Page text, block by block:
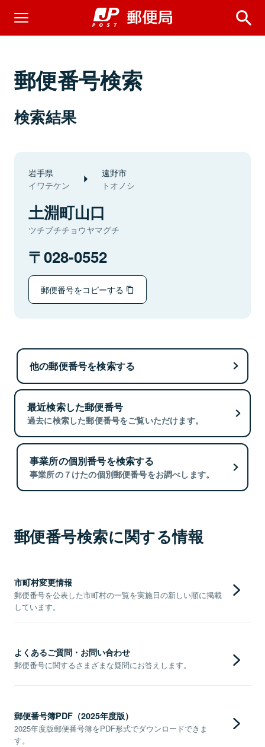
郵便番号検索
検索結果
岩手県
イワテケン
遠野市
トオノシ
土淵町山口
ツチブチチョウヤマグチ
028-0552
郵便番号をコピーする
他の郵便番号を検索する
最近検索した郵便番号
過去に検索した郵便番号をご覧いただけます。
事業所の個別番号を検索する
事業所の７けたの個別郵便番号をお調べします。
郵便番号検索に関する情報
市町村変更情報
郵便番号を公表した市町村の一覧を実施日の新しい順に掲載
しています。
よくあるご質問・お問い合わせ
郵便番号に関するさまざまな疑問にお答えします。
郵便番号簿PDF（2025年度版）
2025年度版郵便番号簿をPDF形式でダウンロードできま
す。